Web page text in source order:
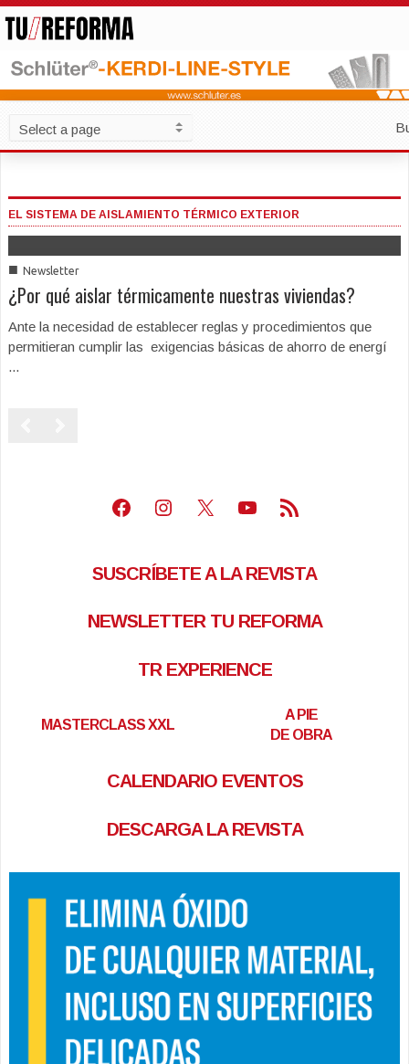
EL SISTEMA DE AISLAMIENTO TÉRMICO EXTERIOR
■ Newsletter
¿Por qué aislar térmicamente nuestras viviendas?
Ante la necesidad de establecer reglas y procedimientos que
permitieran cumplir las exigencias básicas de ahorro de energí
...
Facebook
Instagram
X Youtube
Feed RSS
SUSCRÍBETE A LA REVISTA
NEWSLETTER TU REFORMA
TR EXPERIENCE
MASTERCLASS XXL
A PIE
DE OBRA
CALENDARIO EVENTOS
DESCARGA LA REVISTA